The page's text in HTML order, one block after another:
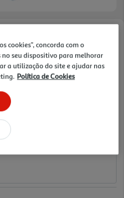
cookies", concorda com o
seu dispositivo para melhorar
a utilização do site e ajudar nas
Política de Cookies